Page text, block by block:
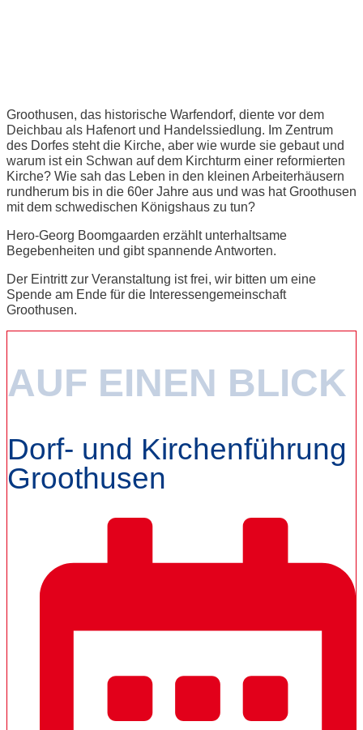
Groothusen, das historische Warfendorf, diente vor dem
Deichbau als Hafenort und Handelssiedlung. Im Zentrum
des Dorfes steht die Kirche, aber wie wurde sie gebaut und
warum ist ein Schwan auf dem Kirchturm einer reformierten
Kirche? Wie sah das Leben in den kleinen Arbeiterhäusern
rundherum bis in die 60er Jahre aus und was hat Groothusen
mit dem schwedischen Königshaus zu tun?
Hero-Georg Boomgaarden erzählt unterhaltsame
Begebenheiten und gibt spannende Antworten.
Der Eintritt zur Veranstaltung ist frei, wir bitten um eine
Spende am Ende für die Interessengemeinschaft
Groothusen.
AUF EINEN BLICK
Dorf- und Kirchenführung
Groothusen